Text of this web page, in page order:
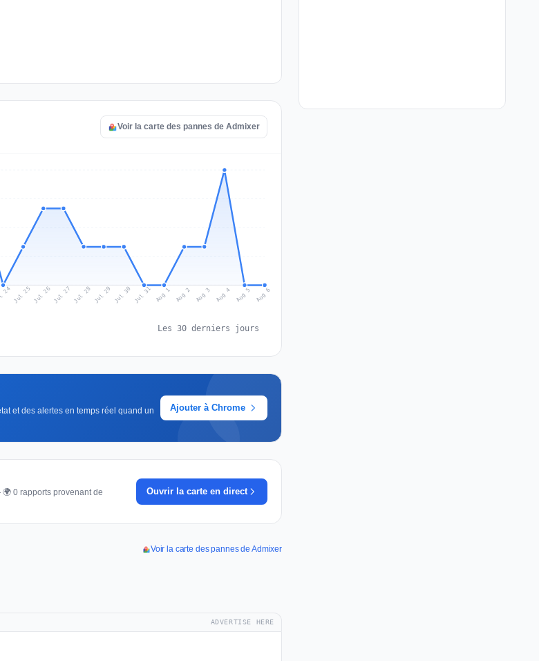
Voir la carte des pannes de Admixer
24Jul 25 Jul 26Jul 27 Jul 28 Jul 29 Jul 30 Jul 31 Aug 1 Aug 2 Aug 3 Aug 4 Aug 5 Aug 6
Les 30 derniers jours
et des alertes en temps réel quand un
Ajouter à Chrome
0 rapports provenant de
Ouvrir la carte en direct
Voir la carte des pannes de Admixer
ADVERTISE HERE